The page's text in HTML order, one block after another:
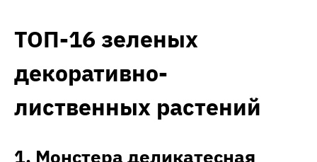
ТОП-16 зеленых
декоративно-
лиственных растений
1. Монстера деликатесная